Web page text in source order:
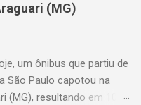
(MG)
um ônibus que partiu de
São Paulo capotou na
(MG), resultando em 10